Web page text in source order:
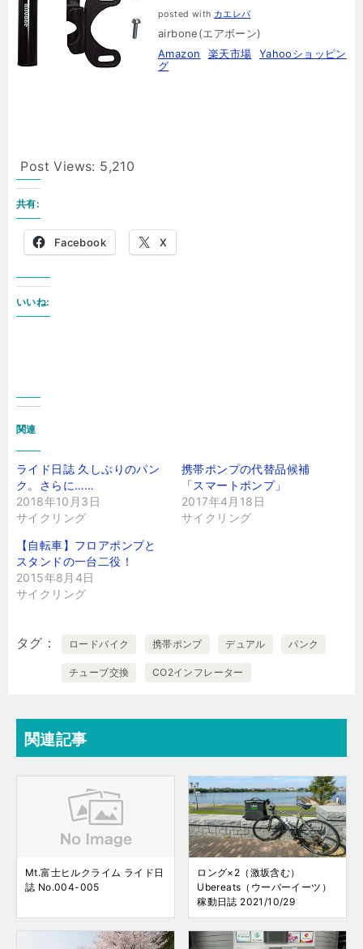
posted with カエレバ
airbone(エアボーン)
Amazon
楽天市場
Yahooショッピン
グ
Post Views: 5,210
共有:
Facebook X
いいね:
関連
ライド日誌 久しぶりのパン
ク。さらに……
2018年10月3日
サイクリング
携帯ポンプの代替品候補
「スマートポンプ」
2017年4月18日
サイクリング
【自転車】フロアポンプと
スタンドの一台二役！
2015年8月4日
サイクリング
タグ ロードバイク 携帯ポンプ デュアル パンク
チューブ交換 CO2インフレーター
関連記事
Mt.富士ヒルクライム ライド日
誌 No.004-005
ロング×2（激坂含む）
Ubereats（ウーバーイーツ）
稼動日誌 2021/10/29